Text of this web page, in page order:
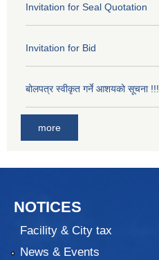
Invitation for Seal Quotation
Invitation for Bid
बोलपत्र स्वीकृत गर्ने आशयको सूचना !!!
more
NOTICES
Facility & City tax
News & Events